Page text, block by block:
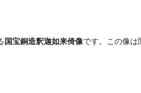
国宝銅造釈迦如来倚像です。この像は